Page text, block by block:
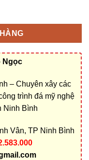
ty, tăng sinh khí cho
Ngọc
– Chuyên xây các
trình đá mỹ nghệ
Ninh Bình
Vân, TP Ninh Bình